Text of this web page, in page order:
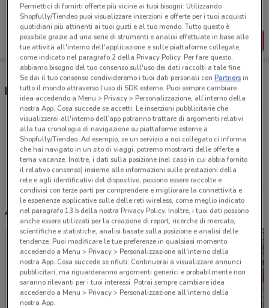
salvarle e creare la tua lista del risparmio, comodamente
dal tuo cellulare.
SCARICA L’APP
Negozi Agos Ducato a Forlì
Via Roma, 61 Forli’
4.7 km
CHIUSO
Tutti i negozi Agos Ducato
Altri volantini nelle vicinanze
Permettici di fornirti offerte più vicine ai tuoi bisogni: Utilizzando
Shopfully/Tiendeo puoi visualizzare inserzioni e offerte per i tuoi acquisti
quotidiani più attinenti ai tuoi gusti e al tuo mondo. Tutto questo è
possibile grazie ad una serie di strumenti e analisi effettuate in base alle
tue attività all'interno dell'applicazione e sulle piattaforme collegate,
come indicato nel paragrafo 2 della Privacy Policy. Per fare questo,
abbiamo bisogno del tuo consenso sull'uso dei dati raccolti a tale fine.
Se dai il tuo consenso condivideremo i tuoi dati personali conPartnersin
tutto il mondo attraverso l’uso di SDK esterne. Puoi sempre cambiare
idea accedendo a Menu > Privacy > Personalizzazione, all’interno della
nostra App. Cosa succede se accetti: Le inserzioni pubblicitarie che
visualizzerai all'interno dell’app potranno trattare di argomenti relativi
alla tua cronologia di navigazione su piattaforme esterne a
Shopfully/Tiendeo. Ad esempio, se un servizio a noi collegato ci informa
che hai navigato in un sito di viaggi, potremo mostrarti delle offerte a
tema vacanze. Inoltre, i dati sulla posizione (nel caso in cui abbia fornito
il relativo consenso) insieme alle informazioni sulle prestazioni della
rete e agli identificativi del dispositivo, possono essere raccolte e
condivisi con terze parti per comprendere e migliorare la connettività e
le esperienze applicative sulle delle reti wireless, come meglio indicato
nel paragrafo 13.b della nostra Privacy Policy. Inoltre, i tuoi dati possono
anche essere utilizzati per la creazione di report, ricerche di mercato,
scientifiche e statistiche, analisi basate sulla posizione e analisi delle
tendenze. Puoi modificare le tue preferenze in qualsiasi momento
accedendo a Menu > Privacy > Personalizzazione all'interno della
nostra App. Cosa succede se rifiuti: Continuerai a visualizzare annunci
pubblicitari, ma riguarderanno argomenti generici e probabilmente non
saranno rilevanti per i tuoi interessi. Potrai sempre cambiare idea
accedendo a Menu > Privacy > Personalizzazione all'interno della
nostra App.